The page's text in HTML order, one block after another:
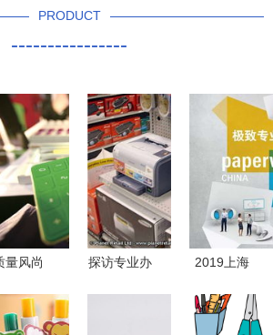
PRODUCT
----------------
量风尚
品，点亮
探访专业办
2019上海
具及办公用